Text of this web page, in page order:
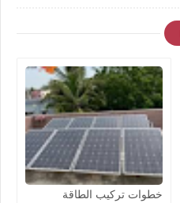
خطوات تركيب الطاقة